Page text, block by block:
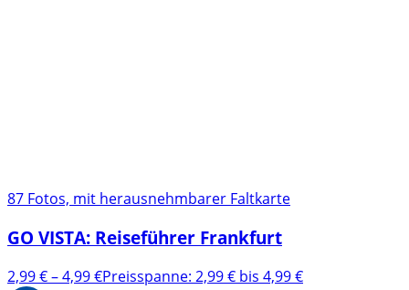
87 Fotos, mit herausnehmbarer Faltkarte
GO VISTA: Reiseführer Frankfurt
2,99€–4,99€Preisspanne: 2,99 € bis 4,99 €